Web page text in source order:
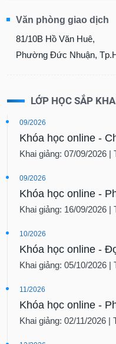
Văn phòng giao dịch
81/10B Hồ Văn Huê,
Phường Đức Nhuận,
LỚP HỌC SẮP
09/2026
Khóa học online -
Khai giảng: 07/09/2026 |
09/2026
Khóa học online -
Khai giảng: 16/09/2026 |
10/2026
Khóa học online -
Khai giảng: 05/10/2026 |
11/2026
Khóa học online -
Khai giảng: 02/11/2026 |